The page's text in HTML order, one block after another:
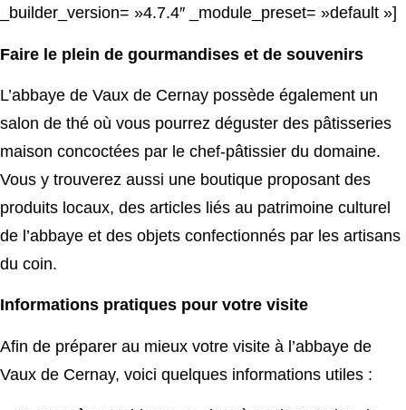
_builder_version= »4.7.4″ _module_preset= »default »]
Faire le plein de gourmandises et de souvenirs
L’abbaye de Vaux de Cernay possède également un
salon de thé où vous pourrez déguster des pâtisseries
maison concoctées par le chef-pâtissier du domaine.
Vous y trouverez aussi une boutique proposant des
produits locaux, des articles liés au patrimoine culturel
de l’abbaye et des objets confectionnés par les artisans
du coin.
Informations pratiques pour votre visite
Afin de préparer au mieux votre visite à l’abbaye de
Vaux de Cernay, voici quelques informations utiles :